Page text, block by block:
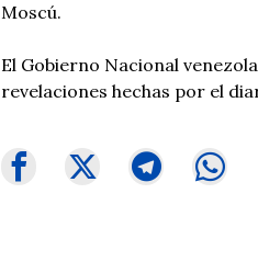
Moscú.
El Gobierno Nacional
revelaciones hechas por el